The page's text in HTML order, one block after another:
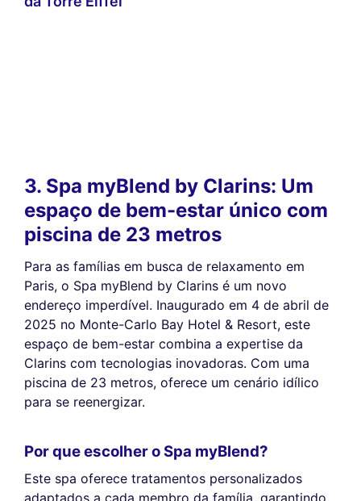
3. Spa myBlend by Clarins: Um
espaço de bem-estar único com
piscina de 23 metros
Para as famílias em busca de relaxamento em
Paris, o Spa myBlend by Clarins é um novo
endereço imperdível. Inaugurado em 4 de abril de
2025 no Monte-Carlo Bay Hotel & Resort, este
espaço de bem-estar combina a expertise da
Clarins com tecnologias inovadoras. Com uma
piscina de 23 metros, oferece um cenário idílico
para se reenergizar.
Por que escolher o Spa myBlend?
Este spa oferece tratamentos personalizados